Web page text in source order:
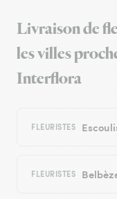
Livraison de
les villes
Interflora
FLEURISTES
FLEURISTES